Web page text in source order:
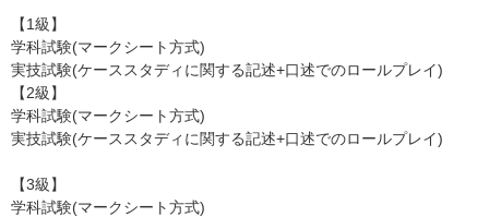
【1級】
学科試験(マークシート方式)
実技試験(ケーススタディに関する記述+口述でのロールプレイ)
【2級】
学科試験(マークシート方式)
実技試験(ケーススタディに関する記述+口述でのロールプレイ)
【3級】
学科試験(マークシート方式)